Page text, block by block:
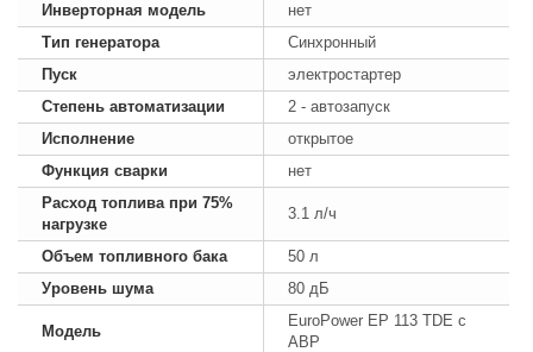
Инверторная модель
нет
Тип генератора
Синхронный
Пуск
электростартер
Степень автоматизации
2 - автозапуск
Исполнение
открытое
Функция сварки
нет
Расход топлива при 75%
нагрузке
3.1 л/ч
Объем топливного бака
50 л
Уровень шума
80 дБ
Модель
EuroPower EP 113 TDE с
АВР